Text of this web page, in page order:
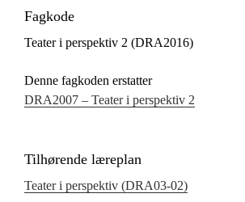
Fagkode
Teater i perspektiv 2 (DRA2016)
Denne fagkoden erstatter
DRA2007 – Teater i perspektiv 2
Tilhørende læreplan
Teater i perspektiv (DRA03‑02)